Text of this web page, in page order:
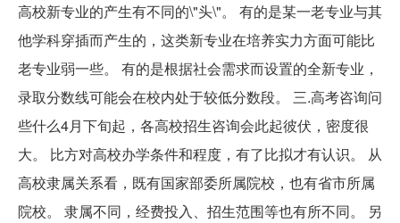
高校新专业的产生有不同的\"头\"。 有的是某一老专业与其
他学科穿插而产生的，这类新专业在培养实力方面可能比
老专业弱一些。 有的是根据社会需求而设置的全新专业，
录取分数线可能会在校内处于较低分数段。 三.高考咨询问
些什么4月下旬起，各高校招生咨询会此起彼伏，密度很
大。 比方对高校办学条件和程度，有了比拟才有认识。 从
高校隶属关系看，既有国家部委所属院校，也有省市所属
院校。 隶属不同，经费投入、招生范围等也有所不同。 另